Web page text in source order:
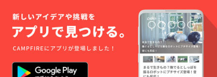
す。日
程につ
いて
は、ご
希望を
聞いた
上で調
整をお
こない
の視察
を受け
入れて
いる箕
面市北
芝地域
でのま
ちづく
りの歴